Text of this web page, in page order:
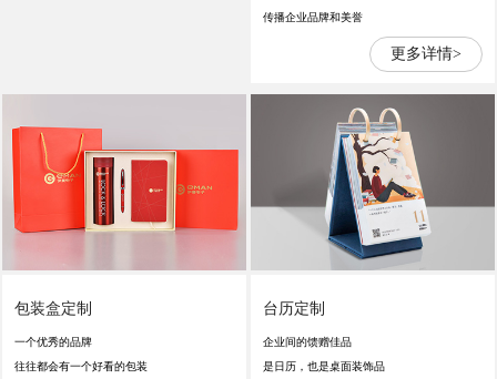
传播企业品牌和美誉
更多详情>
包装盒定制
一个优秀的品牌
往往都会有一个好看的包装
台历定制
企业间的馈赠佳品
是日历，也是桌面装饰品